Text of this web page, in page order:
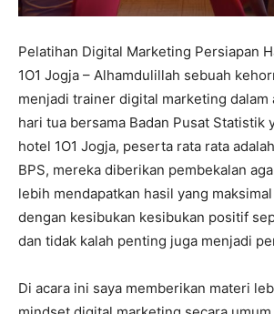
Pelatihan Digital Marketing Persiapan
1O1 Jogja – Alhamdulillah sebuah
menjadi trainer digital marketing dalam
hari tua bersama Badan Pusat Statistik
hotel 1O1 Jogja, peserta rata rata
BPS, mereka diberikan pembekalan
lebih mendapatkan hasil yang
dengan kesibukan kesibukan positif
dan tidak kalah penting juga menjadi
Di acara ini saya memberikan materi